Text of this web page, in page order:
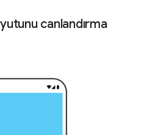
canlandırma